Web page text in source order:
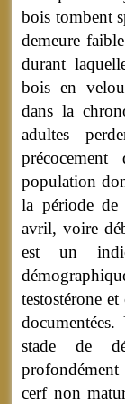
bois tombent
demeure
durant
bois en
dans la
adultes
population
la période de
avril, voire
est un
testostérone
stade de
cerf non